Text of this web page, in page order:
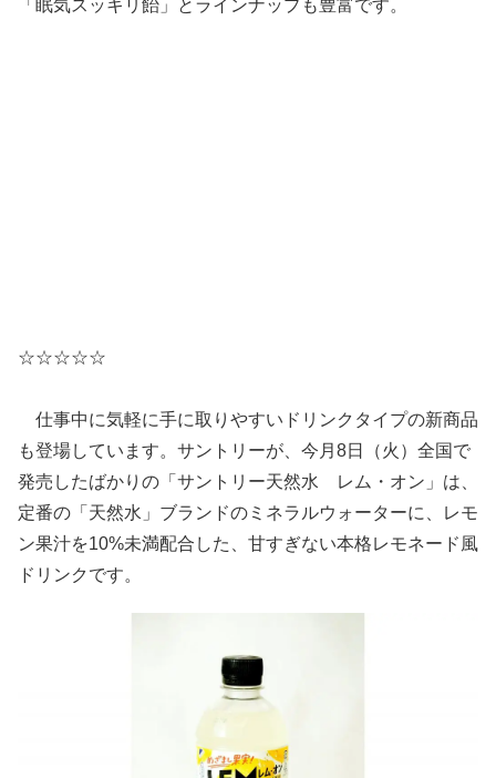
「眠気スッキリ飴」とラインナップも豊富です。
☆☆☆☆☆
仕事中に気軽に手に取りやすいドリンクタイプの新商品
も登場しています。サントリーが、今月8日（火）全国で
発売したばかりの「サントリー天然水 レム・オン」は、
定番の「天然水」ブランドのミネラルウォーターに、レモ
ン果汁を10%未満配合した、甘すぎない本格レモネード風
ドリンクです。